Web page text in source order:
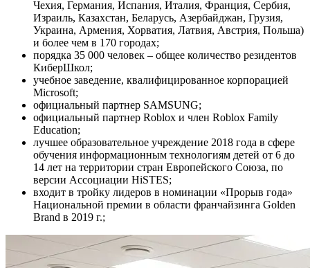
Чехия, Германия, Испания, Италия, Франция, Сербия,
Израиль, Казахстан, Беларусь, Азербайджан, Грузия,
Украина, Армения, Хорватия, Латвия, Австрия, Польша)
и более чем в 170 городах;
порядка 35 000 человек – общее количество резидентов
КиберШкол;
учебное заведение, квалифицированное корпорацией
Microsoft;
официальный партнер SAMSUNG;
официальный партнер Roblox и член Roblox Family
Education;
лучшее образовательное учреждение 2018 года в сфере
обучения информационным технологиям детей от 6 до
14 лет на территории стран Европейского Союза, по
версии Ассоциации HiSTES;
входит в тройку лидеров в номинации «Прорыв года»
Национальной премии в области франчайзинга Golden
Brand в 2019 г.;